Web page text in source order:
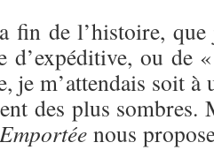
fin de l’histoire, que
d’expéditive, ou de
je m’attendais soit
des plus sombres.
nous